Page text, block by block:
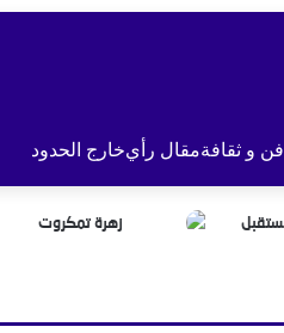
فن و ثقافةمقال رأيخارج الحدود